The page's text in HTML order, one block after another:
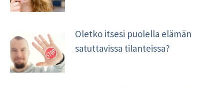
Oletko itsesi puolella elämän
satuttavissa tilanteissa?